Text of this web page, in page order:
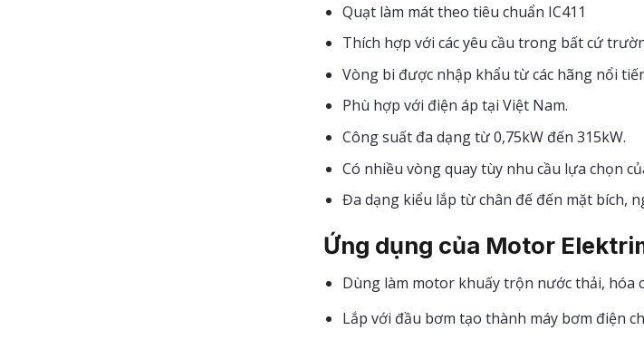
Quạt làm mát theo tiêu chuẩn IC411
Thích hợp với các yêu cầu trong bất cứ
Vòng bi được nhập khẩu từ các hãng nổi
Phù hợp với điện áp tại Việt Nam.
Công suất đa dạng từ 0,75kW đến 315kW.
Có nhiều vòng quay tùy nhu cầu lựa chọn
Đa dạng kiểu lắp từ chân đế đến mặt bích,
Ứng dụng của Motor
Dùng làm motor khuấy trộn nước thải, hóa
Lắp với đầu bơm tạo thành máy bơm điện